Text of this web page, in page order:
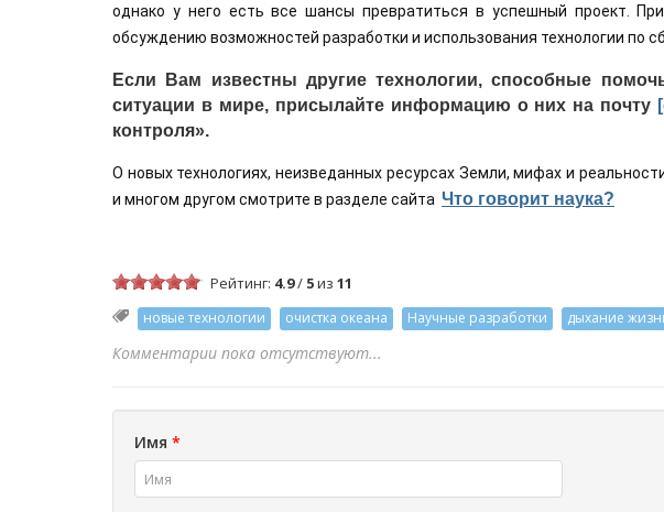
однако у него есть все шансы превратиться в успешный проект.
обсуждению возможностей разработки и использования технологии по
Если Вам известны другие технологии, способные
ситуации в мире, присылайте информацию о них на почту
контроля».
О новых технологиях, неизведанных ресурсах Земли, мифах и
и многом другом смотрите в разделе сайта Что говорит наука?
Рейтинг: 4.9/ 5из 11
новые технологии очистка океана Научные разработки дыхание
Комментарии пока отсутствуют...
Имя *